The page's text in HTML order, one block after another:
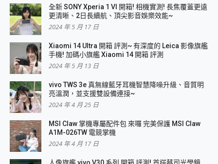
全新 SONY Xperia 1 VI 開箱! 相機實測! 長焦覆蓋更遠
更清晰、2日長續航、頂尖影音娛樂效能~
2024 年 5 月 17 日
Xiaomi 14 Ultra 開箱 評測~ 有深度的 Leica 影像旗艦
手機! 加碼小旗艦 Xiaomi 14 開箱 評測
2024 年 5 月 13 日
vivo TWS 3e 真無線藍牙耳機智慧降噪升級、音質明
亮溫潤，並支援雙設備連接~
2024 年 4 月 25 日
MSI Claw 掌機專屬配件包 來囉 完美保護 MSI Claw
A1M-026TW 電競掌機
2024 年 4 月 17 日
人像旗艦 vivo V30 系列 開箱 評測! 首搭蔡司光學鏡